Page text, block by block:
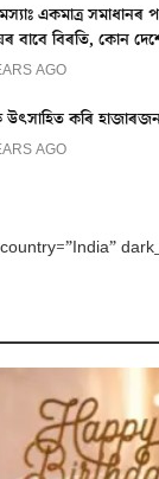
একমাত্ৰ সমাধানৰ
বাবে বিৰতি, কোন
AGO
কৰি
AGO